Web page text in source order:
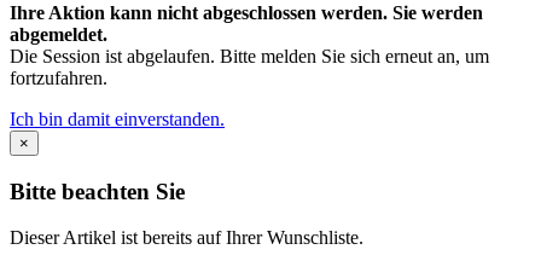
Ihre Aktion kann nicht abgeschlossen werden. Sie werden
abgemeldet.
Die Session ist abgelaufen. Bitte melden Sie sich erneut an, um
fortzufahren.
Ich bin damit einverstanden.
×
Bitte beachten Sie
Dieser Artikel ist bereits auf Ihrer Wunschliste.